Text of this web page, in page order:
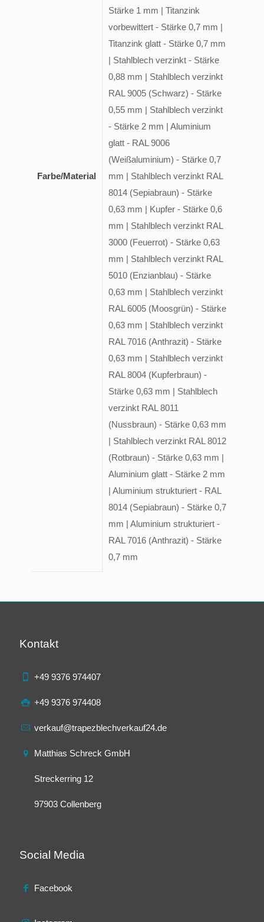
Farbe/Material
Stärke 1 mm | Titanzink
vorbewittert - Stärke 0,7 mm |
Titanzink glatt - Stärke 0,7 mm
| Stahlblech verzinkt - Stärke
0,88 mm | Stahlblech verzinkt
RAL 9005 (Schwarz) - Stärke
0,55 mm | Stahlblech verzinkt
- Stärke 2 mm | Aluminium
glatt - RAL 9006
(Weißaluminium) - Stärke 0,7
mm | Stahlblech verzinkt RAL
8014 (Sepiabraun) - Stärke
0,63 mm | Kupfer - Stärke 0,6
mm | Stahlblech verzinkt RAL
3000 (Feuerrot) - Stärke 0,63
mm | Stahlblech verzinkt RAL
5010 (Enzianblau) - Stärke
0,63 mm | Stahlblech verzinkt
RAL 6005 (Moosgrün) - Stärke
0,63 mm | Stahlblech verzinkt
RAL 7016 (Anthrazit) - Stärke
0,63 mm | Stahlblech verzinkt
RAL 8004 (Kupferbraun) -
Stärke 0,63 mm | Stahlblech
verzinkt RAL 8011
(Nussbraun) - Stärke 0,63 mm
| Stahlblech verzinkt RAL 8012
(Rotbraun) - Stärke 0,63 mm |
Aluminium glatt - Stärke 2 mm
| Aluminium strukturiert - RAL
8014 (Sepiabraun) - Stärke 0,7
mm | Aluminium strukturiert -
RAL 7016 (Anthrazit) - Stärke
0,7 mm
Kontakt
+49 9376 974407
+49 9376 974408
verkauf@trapezblechverkauf24.de
Matthias Schreck GmbH
Streckerring 12
97903 Collenberg
Social Media
Facebook